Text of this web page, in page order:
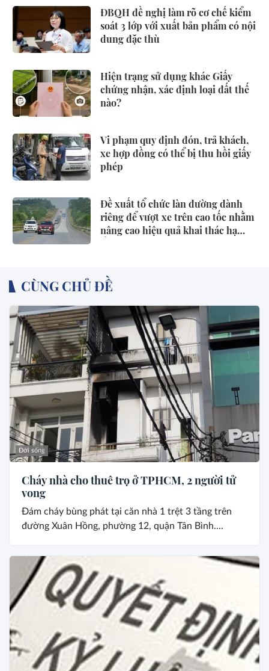
ĐBQH đề nghị làm rõ cơ chế kiểm
soát 3 lớp với xuất bản phẩm có nội
dung đặc thù
Hiện trạng sử dụng khác Giấy
chứng nhận, xác định loại đất thế
nào?
Vi phạm quy định đón, trả khách,
xe hợp đồng có thể bị thu hồi giấy
phép
Đề xuất tổ chức làn đường dành
riêng để vượt xe trên cao tốc nhằm
nâng cao hiệu quả khai thác hạ
CÙNG CHỦ ĐỀ
Đời sống
Cháy nhà cho thuê trọ ở TPHCM, 2 người tử
vong
Đám cháy bùng phát tại căn nhà 1 trệt 3 tầng trên
đường Xuân Hồng, phường 12, quận Tân Bình....